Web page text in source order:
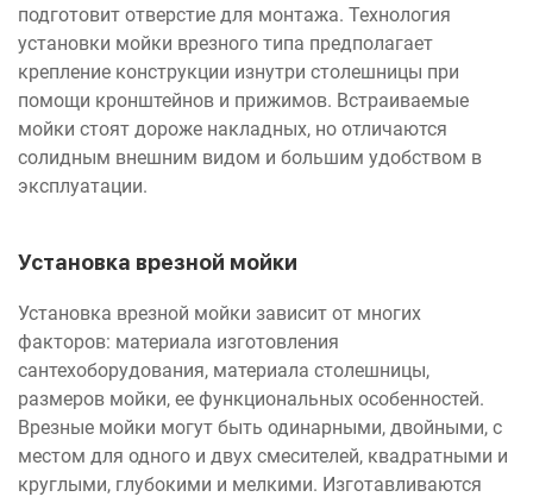
подготовит отверстие для монтажа. Технология
установки мойки врезного типа предполагает
крепление конструкции изнутри столешницы при
помощи кронштейнов и прижимов. Встраиваемые
мойки стоят дороже накладных, но отличаются
солидным внешним видом и большим удобством в
эксплуатации.
Установка врезной мойки
Установка врезной мойки зависит от многих
факторов: материала изготовления
сантехоборудования, материала столешницы,
размеров мойки, ее функциональных особенностей.
Врезные мойки могут быть одинарными, двойными, с
местом для одного и двух смесителей, квадратными и
круглыми, глубокими и мелкими. Изготавливаются